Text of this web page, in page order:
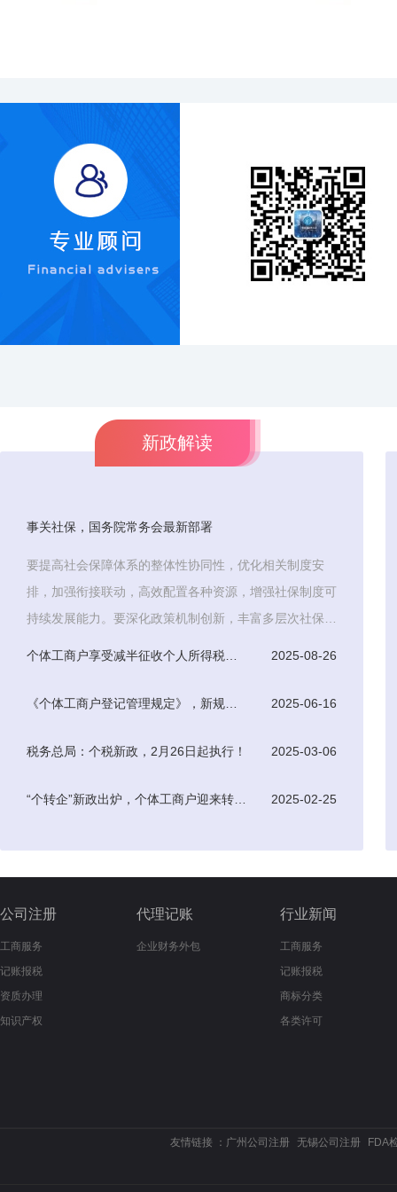
事关社保，国务院常务会最新部署
要提高社会保障体系的整体性协同性，优化相关制度安
排，加强衔接联动，高效配置各种资源，增强社保制度可
持续发展能力。要深化政策机制创新，丰富多层次社保体
个体工商户享受减半征收个人所得税优惠条件 2025-08-26
《个体工商户登记管理规定》，新规于7月15日起正式实施 2025-06-16
税务总局：个税新政，2月26日起执行！ 2025-03-06
“个转企”新政出炉，个体工商户迎来转型升级新机遇 2025-02-25
新政解读
公司注册
工商服务
记账报税
资质办理
知识产权
代理记账
企业财务外包
行业新闻
工商服务
记账报税
商标分类
各类许可
友情链接 ： 广州公司注册 无锡公司注册 FDA